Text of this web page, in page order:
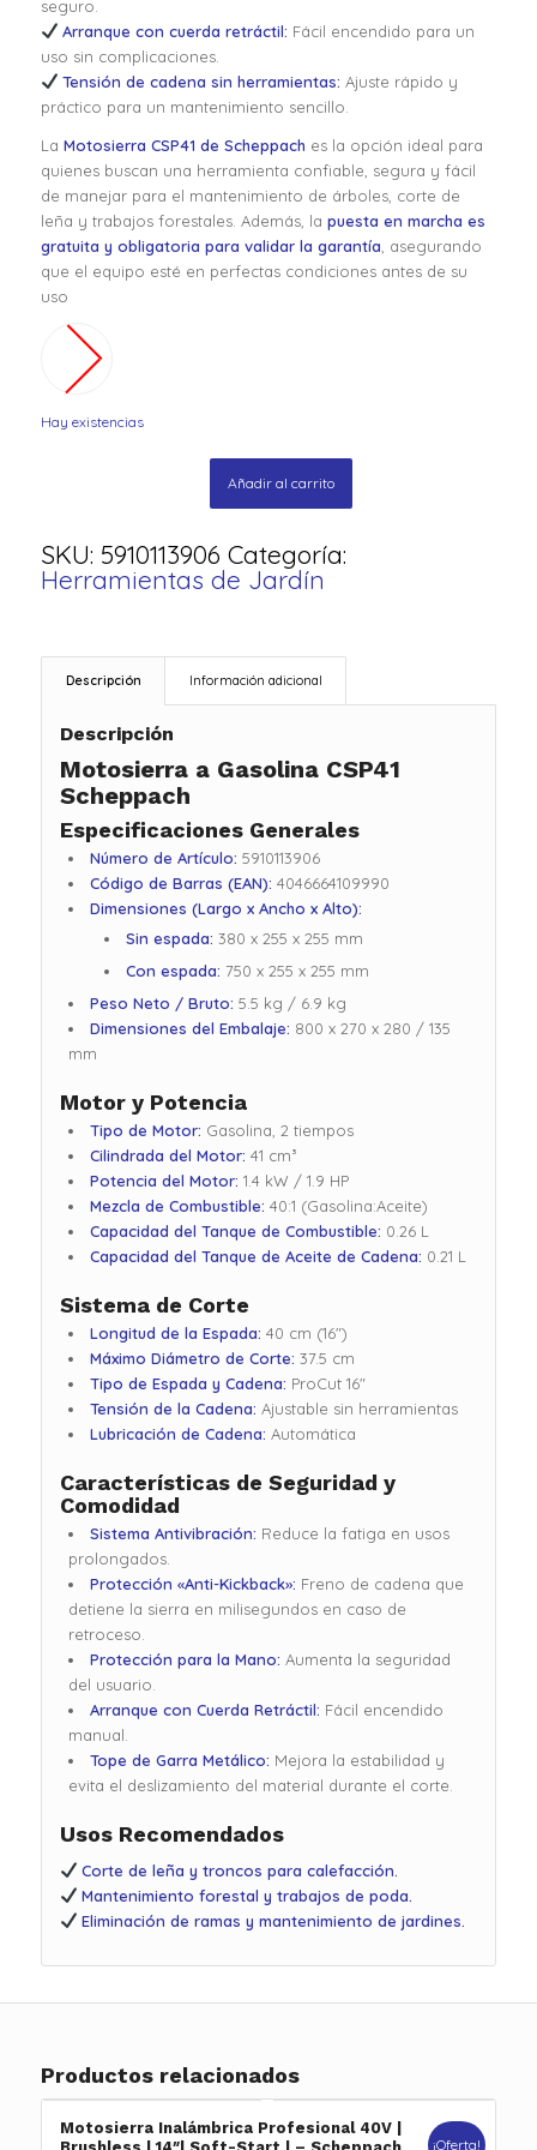
seguro.
Arranque con cuerda retráctil: Fácil encendido para un
uso sin complicaciones.
Tensión de cadena sin herramientas: Ajuste rápido y
práctico para un mantenimiento sencillo.
La Motosierra CSP41 de Scheppach es la opción ideal para
quienes buscan una herramienta confiable, segura y fácil
de manejar para el mantenimiento de árboles, corte de
leña y trabajos forestales. Además, la puesta en marcha es
gratuita y obligatoria para validar la garantía , asegurando
que el equipo esté en perfectas condiciones antes de su
uso
Hay existencias
Añadir al carrito
SKU: 5910113906 Categoría:
Herramientas de Jardín
Descripción Información adicional
Descripción
Motosierra a Gasolina CSP41
Scheppach
Especificaciones Generales
Número de Artículo: 5910113906
Código de Barras (EAN): 4046664109990
Dimensiones (Largo x Ancho x Alto):
Sin espada: 380 x 255 x 255 mm
Con espada: 750 x 255 x 255 mm
Peso Neto / Bruto: 5.5 kg / 6.9 kg
Dimensiones del Embalaje: 800 x 270 x 280 / 135
mm
Motor y Potencia
Tipo de Motor: Gasolina, 2 tiempos
Cilindrada del Motor: 41 cm³
Potencia del Motor: 1.4 kW / 1.9 HP
Mezcla de Combustible: 40:1 (Gasolina:Aceite)
Capacidad del Tanque de Combustible: 0.26 L
Capacidad del Tanque de Aceite de Cadena: 0.21 L
Sistema de Corte
Longitud de la Espada: 40 cm (16″)
Máximo Diámetro de Corte: 37.5 cm
Tipo de Espada y Cadena: ProCut 16″
Tensión de la Cadena: Ajustable sin herramientas
Lubricación de Cadena: Automática
Características de Seguridad y
Comodidad
Sistema Antivibración: Reduce la fatiga en usos
prolongados.
Protección «Anti-Kickback»: Freno de cadena que
detiene la sierra en milisegundos en caso de
retroceso.
Protección para la Mano: Aumenta la seguridad
del usuario.
Arranque con Cuerda Retráctil: Fácil encendido
manual.
Tope de Garra Metálico: Mejora la estabilidad y
evita el deslizamiento del material durante el corte.
Usos Recomendados
Corte de leña y troncos para calefacción.
Mantenimiento forestal y trabajos de poda.
Eliminación de ramas y mantenimiento de jardines.
Productos relacionados
Motosierra Inalámbrica Profesional 40V |
¡Oferta!